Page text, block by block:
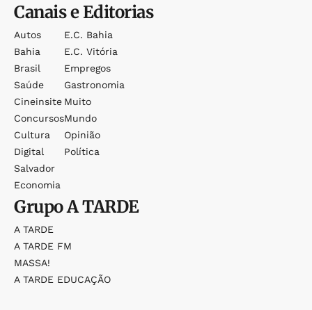
Canais e Editorias
Autos
Bahia
Brasil
Saúde
Cineinsite
Concursos
Cultura
Digital
Salvador
Economia
E.c. Bahia
E.c. Vitória
Empregos
Gastronomia
Muito
Mundo
Opinião
Política
GrupoA TARDE
A TARDE
A TARDE FM
MASSA!
A TARDE EDUCAÇÃO